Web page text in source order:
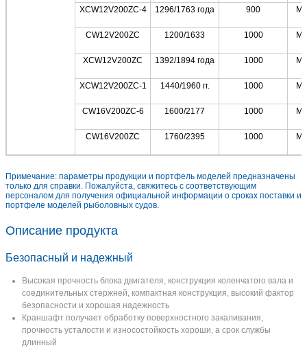
XCW12V200ZC-4 1296/1763 года 900
CW12V200ZC 1200/1633 1000
XCW12V200ZC 1392/1894 года 1000
XCW12V200ZC-1 1440/1960 гг. 1000
CW16V200ZC-6 1600/2177 1000
CW16V200ZC 1760/2395 1000
Примечание: параметры продукции и портфель моделей предназначены
только для справки. Пожалуйста, свяжитесь с соответствующим
персоналом для получения официальной информации о сроках поставки и
портфеле моделей рыболовных судов.
Описание продукта
Безопасный и надежный
Высокая прочность блока двигателя, конструкция коленчатого вала и
соединительных стержней, компактная конструкция, высокий фактор
безопасности и хорошая надежность
Краншафт получает обработку поверхностного закаливания,
прочность усталости и износостойкость хороши, а срок службы
длинный